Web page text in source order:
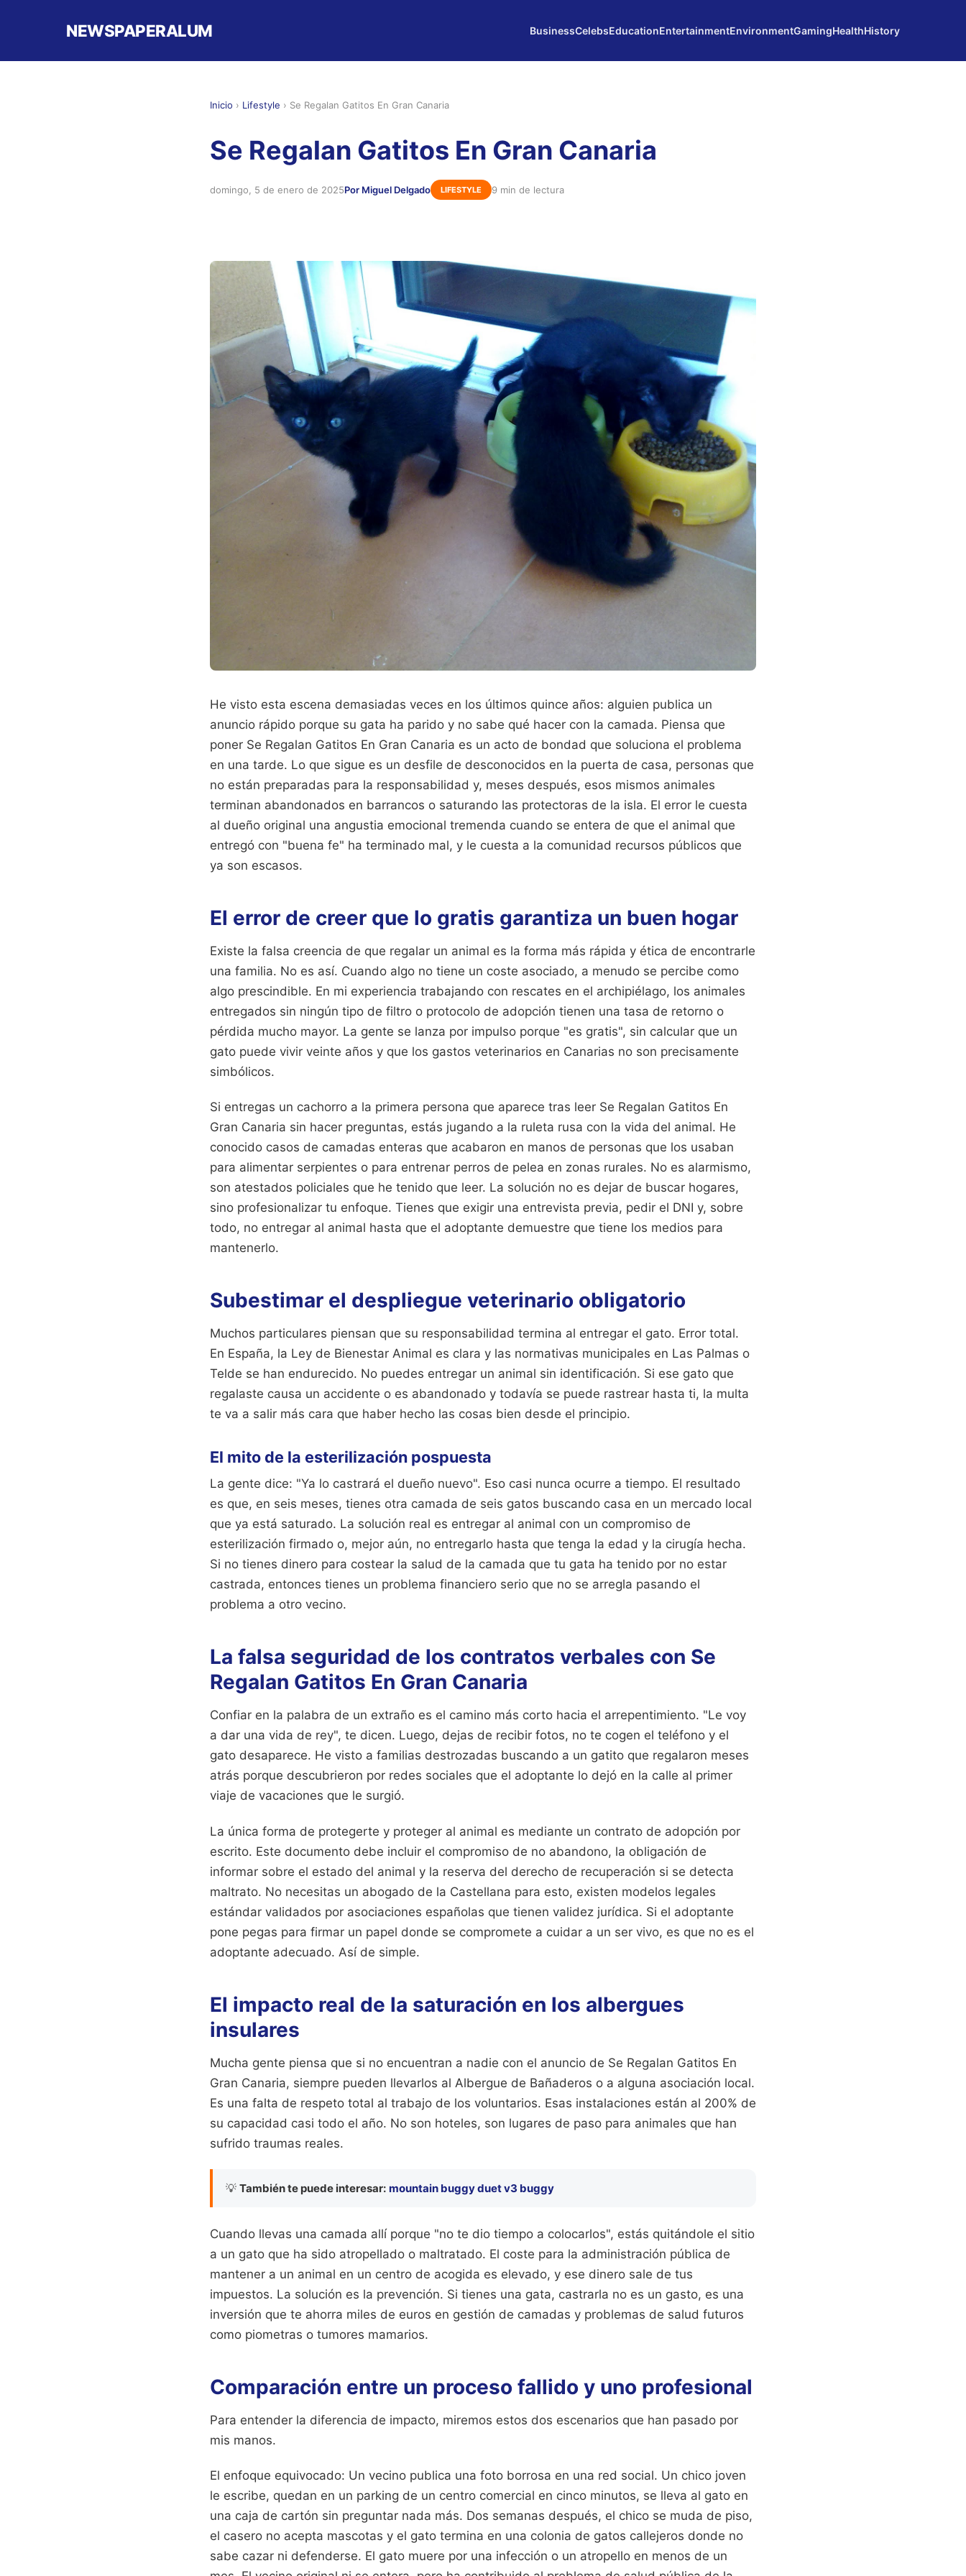
NEWSPAPERALUM BusinessCelebsEducationEntertainmentEnvironmentGamingHealthHistory
Inicio › Lifestyle › Se Regalan Gatitos En Gran Canaria
Se Regalan Gatitos En Gran Canaria
domingo, 5 de enero de 2025Por Miguel Delgado LIFESTYLE 9 min de lectura
He visto esta escena demasiadas veces en los últimos quince años: alguien publica un
anuncio rápido porque su gata ha parido y no sabe qué hacer con la camada. Piensa que
poner Se Regalan Gatitos En Gran Canaria es un acto de bondad que soluciona el problema
en una tarde. Lo que sigue es un desfile de desconocidos en la puerta de casa, personas que
no están preparadas para la responsabilidad y, meses después, esos mismos animales
terminan abandonados en barrancos o saturando las protectoras de la isla. El error le cuesta
al dueño original una angustia emocional tremenda cuando se entera de que el animal que
entregó con "buena fe" ha terminado mal, y le cuesta a la comunidad recursos públicos que
ya son escasos.
El error de creer que lo gratis garantiza un buen hogar
Existe la falsa creencia de que regalar un animal es la forma más rápida y ética de encontrarle
una familia. No es así. Cuando algo no tiene un coste asociado, a menudo se percibe como
algo prescindible. En mi experiencia trabajando con rescates en el archipiélago, los animales
entregados sin ningún tipo de filtro o protocolo de adopción tienen una tasa de retorno o
pérdida mucho mayor. La gente se lanza por impulso porque "es gratis", sin calcular que un
gato puede vivir veinte años y que los gastos veterinarios en Canarias no son precisamente
simbólicos.
Si entregas un cachorro a la primera persona que aparece tras leer Se Regalan Gatitos En
Gran Canaria sin hacer preguntas, estás jugando a la ruleta rusa con la vida del animal. He
conocido casos de camadas enteras que acabaron en manos de personas que los usaban
para alimentar serpientes o para entrenar perros de pelea en zonas rurales. No es alarmismo,
son atestados policiales que he tenido que leer. La solución no es dejar de buscar hogares,
sino profesionalizar tu enfoque. Tienes que exigir una entrevista previa, pedir el DNI y, sobre
todo, no entregar al animal hasta que el adoptante demuestre que tiene los medios para
mantenerlo.
Subestimar el despliegue veterinario obligatorio
Muchos particulares piensan que su responsabilidad termina al entregar el gato. Error total.
En España, la Ley de Bienestar Animal es clara y las normativas municipales en Las Palmas o
Telde se han endurecido. No puedes entregar un animal sin identificación. Si ese gato que
regalaste causa un accidente o es abandonado y todavía se puede rastrear hasta ti, la multa
te va a salir más cara que haber hecho las cosas bien desde el principio.
El mito de la esterilización pospuesta
La gente dice: "Ya lo castrará el dueño nuevo". Eso casi nunca ocurre a tiempo. El resultado
es que, en seis meses, tienes otra camada de seis gatos buscando casa en un mercado local
que ya está saturado. La solución real es entregar al animal con un compromiso de
esterilización firmado o, mejor aún, no entregarlo hasta que tenga la edad y la cirugía hecha.
Si no tienes dinero para costear la salud de la camada que tu gata ha tenido por no estar
castrada, entonces tienes un problema financiero serio que no se arregla pasando el
problema a otro vecino.
La falsa seguridad de los contratos verbales con Se
Regalan Gatitos En Gran Canaria
Confiar en la palabra de un extraño es el camino más corto hacia el arrepentimiento. "Le voy
a dar una vida de rey", te dicen. Luego, dejas de recibir fotos, no te cogen el teléfono y el
gato desaparece. He visto a familias destrozadas buscando a un gatito que regalaron meses
atrás porque descubrieron por redes sociales que el adoptante lo dejó en la calle al primer
viaje de vacaciones que le surgió.
La única forma de protegerte y proteger al animal es mediante un contrato de adopción por
escrito. Este documento debe incluir el compromiso de no abandono, la obligación de
informar sobre el estado del animal y la reserva del derecho de recuperación si se detecta
maltrato. No necesitas un abogado de la Castellana para esto, existen modelos legales
estándar validados por asociaciones españolas que tienen validez jurídica. Si el adoptante
pone pegas para firmar un papel donde se compromete a cuidar a un ser vivo, es que no es el
adoptante adecuado. Así de simple.
El impacto real de la saturación en los albergues
insulares
Mucha gente piensa que si no encuentran a nadie con el anuncio de Se Regalan Gatitos En
Gran Canaria, siempre pueden llevarlos al Albergue de Bañaderos o a alguna asociación local.
Es una falta de respeto total al trabajo de los voluntarios. Esas instalaciones están al 200% de
su capacidad casi todo el año. No son hoteles, son lugares de paso para animales que han
sufrido traumas reales.
💡 También te puede interesar: mountain buggy duet v3 buggy
Cuando llevas una camada allí porque "no te dio tiempo a colocarlos", estás quitándole el sitio
a un gato que ha sido atropellado o maltratado. El coste para la administración pública de
mantener a un animal en un centro de acogida es elevado, y ese dinero sale de tus
impuestos. La solución es la prevención. Si tienes una gata, castrarla no es un gasto, es una
inversión que te ahorra miles de euros en gestión de camadas y problemas de salud futuros
como piometras o tumores mamarios.
Comparación entre un proceso fallido y uno profesional
Para entender la diferencia de impacto, miremos estos dos escenarios que han pasado por
mis manos.
El enfoque equivocado: Un vecino publica una foto borrosa en una red social. Un chico joven
le escribe, quedan en un parking de un centro comercial en cinco minutos, se lleva al gato en
una caja de cartón sin preguntar nada más. Dos semanas después, el chico se muda de piso,
el casero no acepta mascotas y el gato termina en una colonia de gatos callejeros donde no
sabe cazar ni defenderse. El gato muere por una infección o un atropello en menos de un